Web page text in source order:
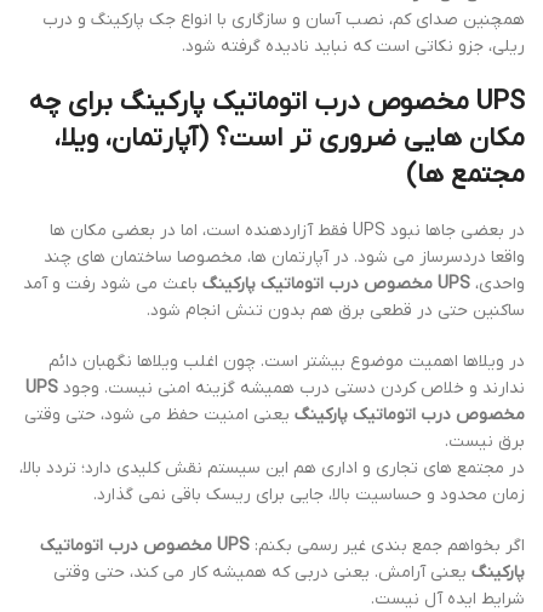
همچنین صدای کم، نصب آسان و سازگاری با انواع جک پارکینگ و درب
ریلی، جزو نکاتی است که نباید نادیده گرفته شود.
UPS مخصوص درب اتوماتیک پارکینگ برای چه
مکان هایی ضروری تر است؟ (آپارتمان، ویلا،
مجتمع ها)
در بعضی جاها نبود UPS فقط آزاردهنده است، اما در بعضی مکان ها
واقعا دردسرساز می شود. در آپارتمان ها، مخصوصا ساختمان های چند
واحدی، UPS مخصوص درب اتوماتیک پارکینگ
باعث می شود رفت و آمد
ساکنین حتی در قطعی برق هم بدون تنش انجام شود.
در ویلاها اهمیت موضوع بیشتر است. چون اغلب ویلاها نگهبان دائم
ندارند و خلاص کردن دستی درب همیشه گزینه امنی نیست. وجود UPS
مخصوص درب اتوماتیک پارکینگ یعنی امنیت حفظ می شود، حتی وقتی
برق نیست.
در مجتمع های تجاری و اداری هم این سیستم نقش کلیدی دارد؛ تردد بالا،
زمان محدود و حساسیت بالا، جایی برای ریسک باقی نمی گذارد.
اگر بخواهم جمع بندی غیر رسمی بکنم:
UPS مخصوص درب اتوماتیک
پارکینگ یعنی آرامش. یعنی دربی که همیشه کار می کند، حتی وقتی
شرایط ایده آل نیست.